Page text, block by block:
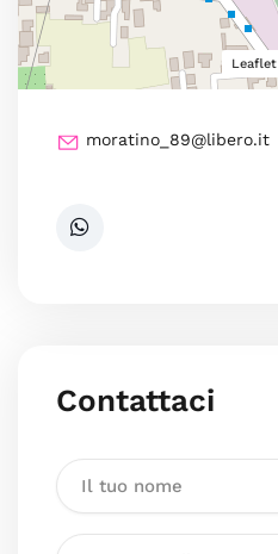
Leaflet
moratino_89@libero.it
Contattaci